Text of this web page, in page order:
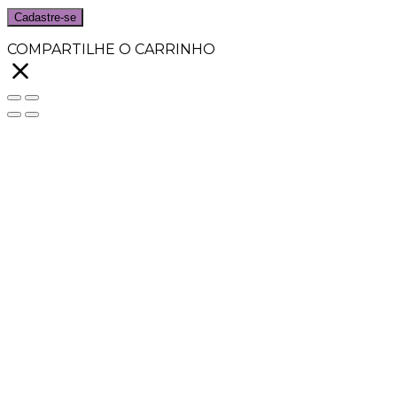
Cadastre-se
COMPARTILHE O CARRINHO